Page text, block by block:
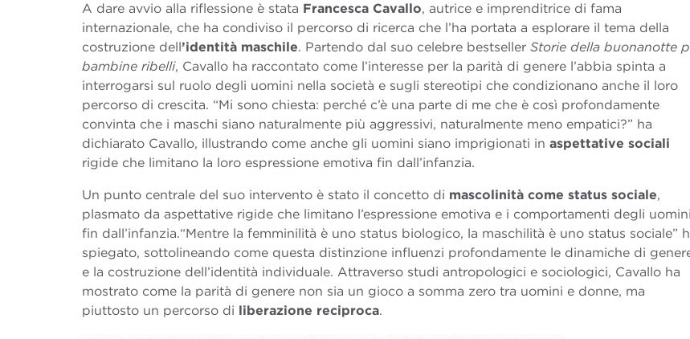
A dare avvio alla riflessione è stata Francesca Cavallo, autrice e imprenditrice di fama
internazionale, che ha condiviso il percorso di ricerca che l’ha portata a esplorare il tema della
costruzione dell’identità maschile. Partendo dal suo celebre bestseller Storie della buonanotte
bambine ribelli, Cavallo ha raccontato come l’interesse per la parità di genere l’abbia spinta a
interrogarsi sul ruolo degli uomini nella società e sugli stereotipi che condizionano anche il loro
percorso di crescita. “Mi sono chiesta: perché c’è una parte di me che è così profondamente
convinta che i maschi siano naturalmente più aggressivi, naturalmente meno empatici?” ha
dichiarato Cavallo, illustrando come anche gli uomini siano imprigionati in aspettative sociali
rigide che limitano la loro espressione emotiva fin dall’infanzia.
Un punto centrale del suo intervento è stato il concetto di mascolinità come status sociale,
plasmato da aspettative rigide che limitano l’espressione emotiva e i comportamenti degli uomini
fin dall’infanzia.“Mentre la femminilità è uno status biologico, la maschilità è uno status sociale”
spiegato, sottolineando come questa distinzione influenzi profondamente le dinamiche di
e la costruzione dell’identità individuale. Attraverso studi antropologici e sociologici, Cavallo ha
mostrato come la parità di genere non sia un gioco a somma zero tra uomini e donne, ma
piuttosto un percorso di liberazione reciproca.